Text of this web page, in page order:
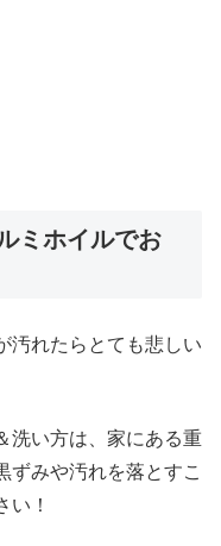
ミホイルでお
汚れたらとても悲しい
洗い方は、家にある重
ずみや汚れを落とすこ
い！